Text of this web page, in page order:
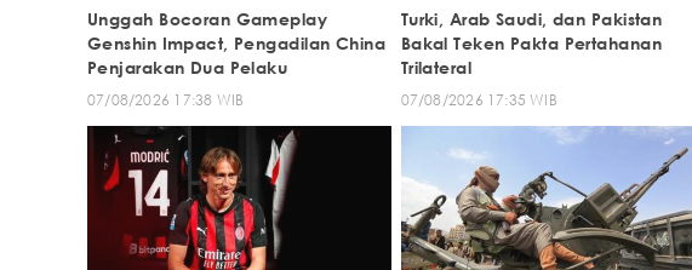
Unggah Bocoran Gameplay
Genshin Impact, Pengadilan China
Penjarakan Dua Pelaku
07/08/2026 17:38 WIB
Turki, Arab Saudi, dan Pakistan
Bakal Teken Pakta Pertahanan
Trilateral
07/08/2026 17:35 WIB